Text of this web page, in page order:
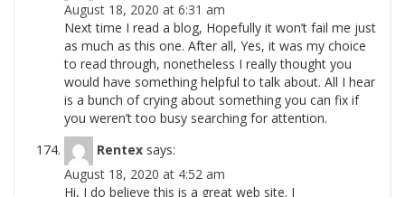
August 18, 2020 at 6:31 am
Next time I read a blog, Hopefully it won’t fail me just
as much as this one. After all, Yes, it was my choice
to read through, nonetheless I really thought you
would have something helpful to talk about. All I hear
is a bunch of crying about something you can fix if
you weren’t too busy searching for attention.
Rentex says:
August 18, 2020 at 4:52 am
Hi, I do believe this is a great web site. I